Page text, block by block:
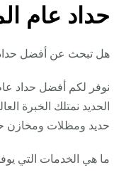
حداد عام
هل تبحث عن أفضل
نوفر لكم أفضل حداد
الحديد نمتلك الخبرة
حديد ومظلات ومخازن
ما هي الخدمات التي